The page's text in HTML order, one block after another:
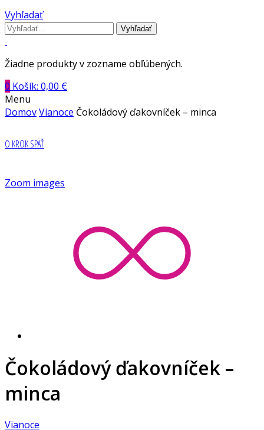
Vyhľadať
Vyhľadať
Žiadne produkty v zozname obľúbených.
0 Košík: 0,00 €
Menu
DomovVianoce Čokoládový ďakovníček – minca
O KROK SPÄŤ
Zoom images
Čokoládový ďakovníček –
minca
Vianoce